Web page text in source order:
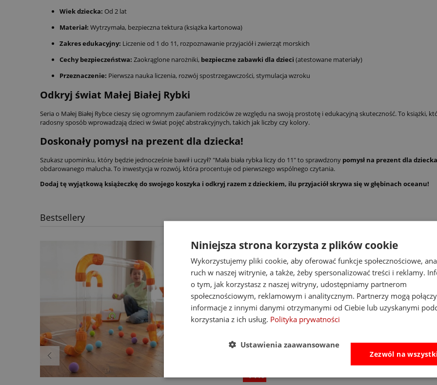
Wiek dziecka: Od 2 lat
Materiał: Wytrzymała, bezpieczna tektura (książka kartonowa)
Zakres edukacyjny: Liczenie od 1 do 11, rozpoznawanie przyjaciół i zwierząt morskich
Cechy bezpieczeństwa: Zaokrąglone narożniki, bezpieczne zabawki dla dzieci (atestowane materiały)
Przeznaczenie: Pierwsza nauka liczenia, rozwój spostrzegawczości, stymulacja wzroku
Odkryj świat Małej Białej Rybki
Seria o Małej Białej Rybce cieszy się ogromnym zaufaniem rodziców ze względu na swoją prostotę i edukacyjną skuteczność. To książki,
radosny sposób wprowadzają dzieci w świat pojęć abstrakcyjnych, takich jak liczby czy kolory.
Doskonały pomysł na prezent dla dziecka!
Szukasz upominku, który będzie jednocześnie bawił i uczył? "Mała biała rybka liczy do 11" to sprawdzony pomysł na prezent dla dziecka
obdarowanego malucha. To inwestycja w rozwój, która procentuje od pierwszego wspólnego czytania.
Dodaj tę wyjątkową książeczkę do swojego koszyka i odkryj razem z dzieckiem, ilu przyjaciół skrywa się w głębinach oceanu!
Bestsellery
-14%
Niniejsza strona korzysta z plików cookie
Wykorzystujemy pliki cookie, aby oferować funkcje społecznościowe,
ruch w naszej witrynie, a także, żeby spersonalizować treści i reklamy.
o tym, jak korzystasz z naszej witryny, udostępniamy partnerom
społecznościowym, reklamowym i analitycznym. Partnerzy mogą
informacje z innymi danymi otrzymanymi od Ciebie lub uzyskanymi
korzystania z ich usług. Polityka prywatności
Zezwól na
Ustawienia zaawansowane